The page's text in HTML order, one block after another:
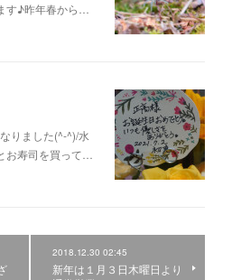
す♪昨年春から…
りました(^-^)/水
お寿司を買って…
2018.12.30 02:45
新年は１月３日木曜日より